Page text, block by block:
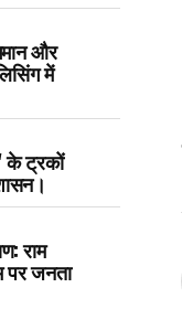
और
में
के ट्रकों
राम
पर जनता